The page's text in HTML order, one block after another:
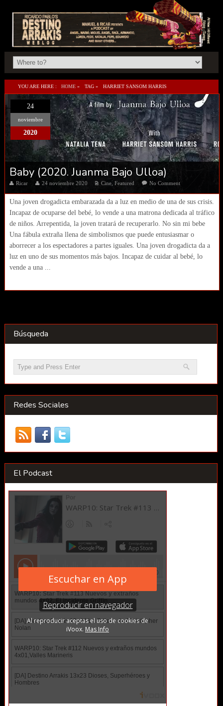
YOU ARE HERE : HOME » TAG » HARRIET SANSOM HARRIS
24
noviembre
2020
Baby (2020. Juanma Bajo Ulloa)
Ricar 24 noviembre 2020 Cine, Featured No Comment
Una joven drogadicta embarazada da a luz en medio de una de sus crisis.
Incapaz de ocuparse del bebé, lo vende a una matrona dedicada al tráfico
de niños. Arrepentida, la joven tratará de recuperarlo. No sin mi bebe
Una fábula extraña llena de simbolismos que puede entusiasmar o
aborrecer a los espectadores a partes iguales. Una joven drogadicta da a
luz en uno de sus momentos más bajos. Incapaz de cuidar al bebé, lo
vende a una ...
Búsqueda
Redes Sociales
El Podcast